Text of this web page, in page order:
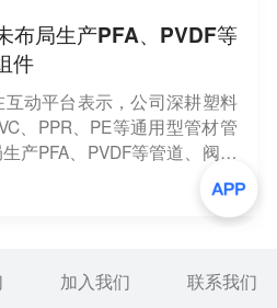
布局生产PFA、PVDF等
件
动平台表示，公司深耕塑料
、PPR、PE等通用型管材管
产PFA、PVDF等管道、阀门
加入我们 联系我们